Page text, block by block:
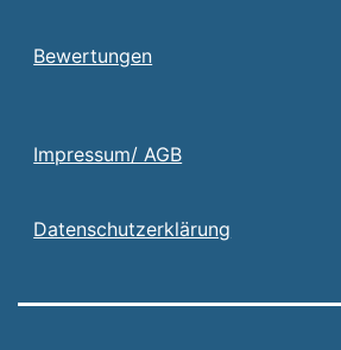
Bewertungen
Impressum/ AGB
Datenschutzerklärung